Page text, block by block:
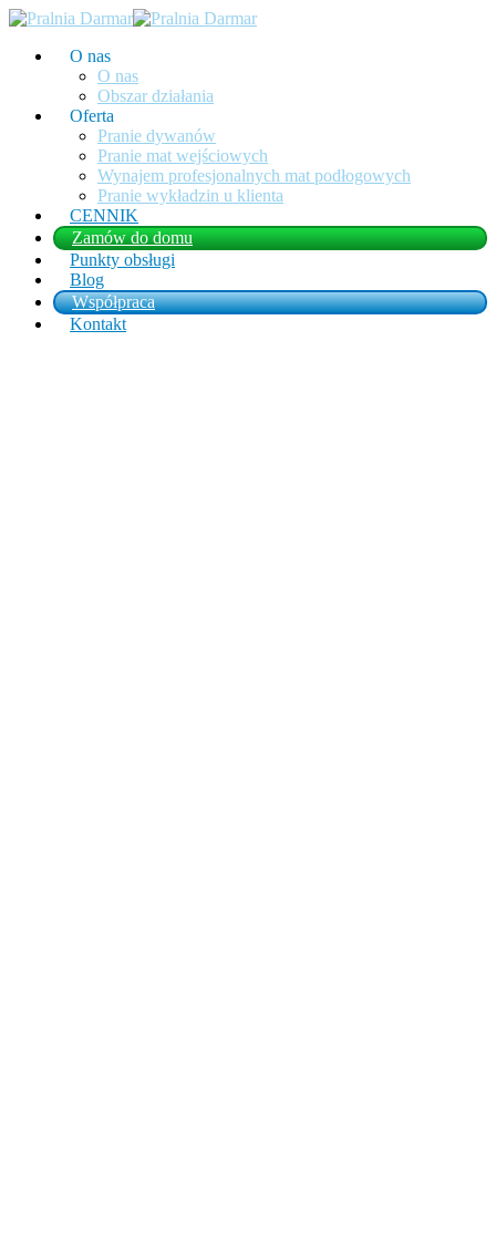
O nas
O nas
Obszar działania
Oferta
Pranie dywanów
Pranie mat wejściowych
Wynajem profesjonalnych mat podłogowych
Pranie wykładzin u klienta
CENNIK
Zamów do domu
Punkty obsługi
Blog
Współpraca
Kontakt